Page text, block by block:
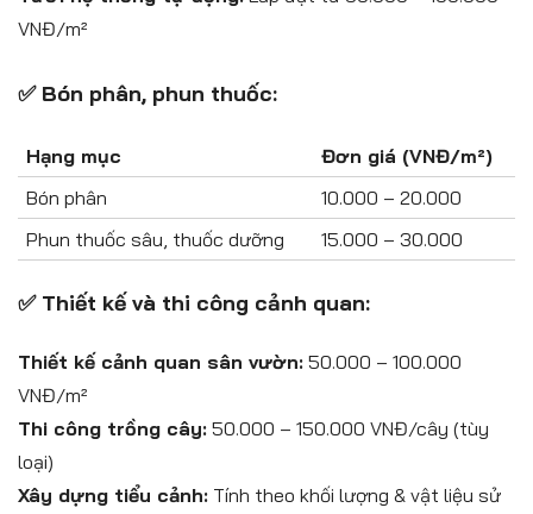
VNĐ/m²
✅ Bón phân, phun thuốc:
Hạng mục
Đơn giá (VNĐ/m²)
Bón phân
10.000 – 20.000
Phun thuốc sâu, thuốc dưỡng
15.000 – 30.000
✅ Thiết kế và thi công cảnh quan:
Thiết kế cảnh quan sân vườn: 50.000 – 100.000
VNĐ/m²
Thi công trồng cây: 50.000 – 150.000 VNĐ/cây (tùy
loại)
Xây dựng tiểu cảnh: Tính theo khối lượng & vật liệu sử